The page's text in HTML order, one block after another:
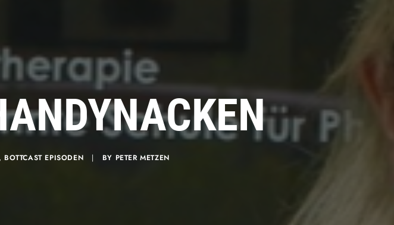
, BOTTCAST EPISODEN | BY PETER METZEN